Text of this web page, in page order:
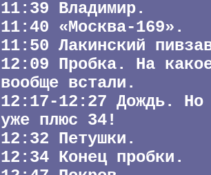
11:39 Владимир.
11:40 «Москва-169».
11:50 Лакинский
12:09 Пробка. На
вообще встали.
12:17-12:27 Дождь. Но
уже плюс 34!
12:32 Петушки.
12:34 Конец пробки.